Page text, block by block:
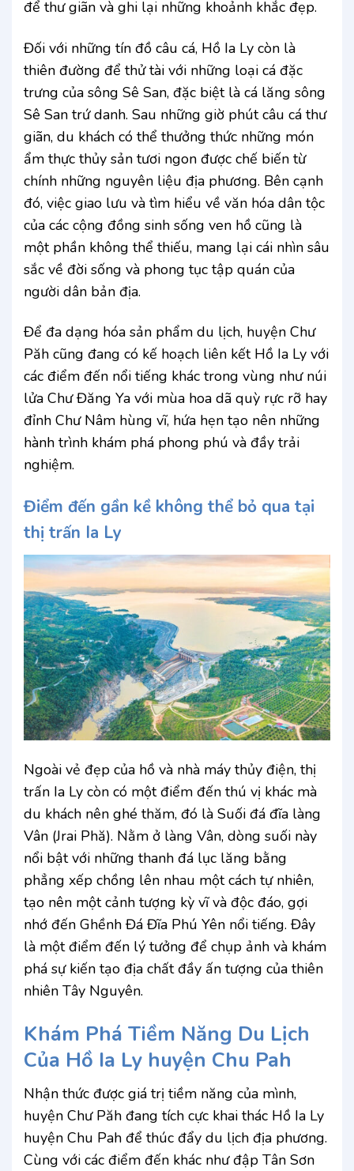
để thư giãn và ghi lại những khoảnh khắc đẹp.
Đối với những tín đồ câu cá, Hồ Ia Ly còn là
thiên đường để thử tài với những loại cá đặc
trưng của sông Sê San, đặc biệt là cá lăng sông
Sê San trứ danh. Sau những giờ phút câu cá thư
giãn, du khách có thể thưởng thức những món
ẩm thực thủy sản tươi ngon được chế biến từ
chính những nguyên liệu địa phương. Bên cạnh
đó, việc giao lưu và tìm hiểu về văn hóa dân tộc
của các cộng đồng sinh sống ven hồ cũng là
một phần không thể thiếu, mang lại cái nhìn sâu
sắc về đời sống và phong tục tập quán của
người dân bản địa.
Để đa dạng hóa sản phẩm du lịch, huyện Chư
Păh cũng đang có kế hoạch liên kết Hồ Ia Ly với
các điểm đến nổi tiếng khác trong vùng như núi
lửa Chư Đăng Ya với mùa hoa dã quỳ rực rỡ hay
đỉnh Chư Nâm hùng vĩ, hứa hẹn tạo nên những
hành trình khám phá phong phú và đầy trải
nghiệm.
Điểm đến gần kề không thể bỏ qua tại
thị trấn Ia Ly
Ngoài vẻ đẹp của hồ và nhà máy thủy điện, thị
trấn Ia Ly còn có một điểm đến thú vị khác mà
du khách nên ghé thăm, đó là Suối đá đĩa làng
Vân (Jrai Phă). Nằm ở làng Vân, dòng suối này
nổi bật với những thanh đá lục lăng bằng
phẳng xếp chồng lên nhau một cách tự nhiên,
tạo nên một cảnh tượng kỳ vĩ và độc đáo, gợi
nhớ đến Ghềnh Đá Đĩa Phú Yên nổi tiếng. Đây
là một điểm đến lý tưởng để chụp ảnh và khám
phá sự kiến tạo địa chất đầy ấn tượng của thiên
nhiên Tây Nguyên.
Khám Phá Tiềm Năng Du Lịch
Của Hồ Ia Ly huyện Chu Pah
Nhận thức được giá trị tiềm năng của mình,
huyện Chư Păh đang tích cực khai thác Hồ Ia Ly
huyện Chu Pah để thúc đẩy du lịch địa phương.
Cùng với các điểm đến khác như đập Tân Sơn